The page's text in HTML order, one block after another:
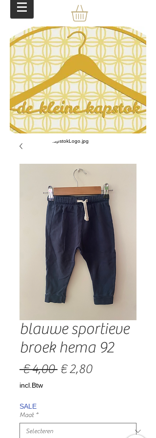
blauwe sportieve
broek hema 92
€ 4,00 Normale
€ 2,80Verkoopprijs
incl.Btw
SALE
Maat *